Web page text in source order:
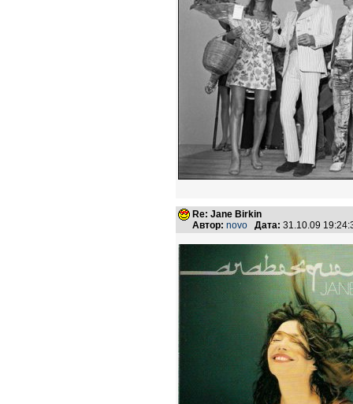
Re: Jane Birkin
Автор: novo Дата: 31.10.09